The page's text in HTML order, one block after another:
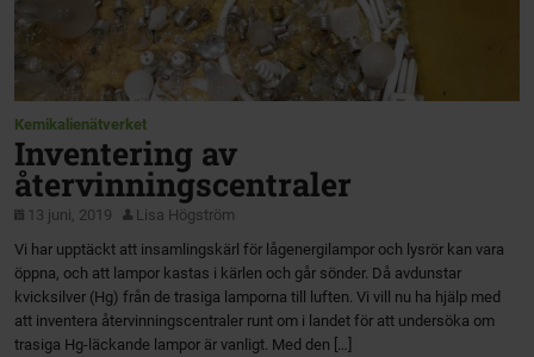
Kemikalienätverket
Inventering av
återvinningscentraler
13 juni, 2019
Lisa Högström
Vi har upptäckt att insamlingskärl för lågenergilampor och lysrör kan vara
öppna, och att lampor kastas i kärlen och går sönder. Då avdunstar
kvicksilver (Hg) från de trasiga lamporna till luften. Vi vill nu ha hjälp med
att inventera återvinningscentraler runt om i landet för att undersöka om
trasiga Hg-läckande lampor är vanligt. Med den […]